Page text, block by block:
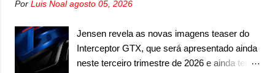
LBMS, VCU, TMS, controle ativo de pré-
carga e gateway de domínio de energia. Há
mais quatro recursos de software como
esportivos recentemente tiveram, como o
Huracán Sterrato. E o modelo italiano tem
grande parte no desenvolvimento do Dune.
Baseado no Huracán, o Dune nasce com
Por Luis Noal agosto 05, 2026
Jensen revela as novas imagens teaser do
Interceptor GTX, que será apresentado ainda
neste terceiro trimestre de 2026 e ainda terá